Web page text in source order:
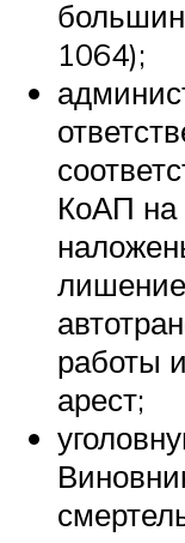
1064);
КоАП на
работы
арест;